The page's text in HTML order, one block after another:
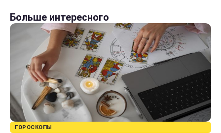
Больше интересного
ГОРОСКОПЫ